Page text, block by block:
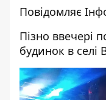
Повідомляє
Пізно ввечері
будинок в селі